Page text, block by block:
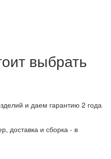
выбрать
и даем гарантию 2 года
доставка и сборка - в